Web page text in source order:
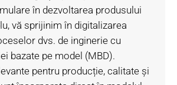
în dezvoltarea produsului
vă sprijinim în digitalizarea
dvs. de inginerie cu
bazate pe model (MBD).
pentru producție, calitate și